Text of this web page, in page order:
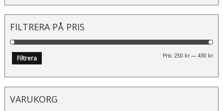
FILTRERA PÅ PRIS
Filtrera Pris:250 kr —430 kr
VARUKORG